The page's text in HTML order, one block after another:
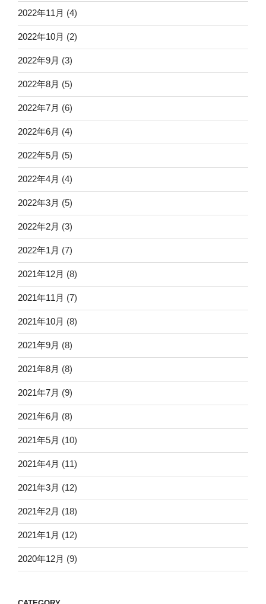
2022年11月 (4)
2022年10月 (2)
2022年9月 (3)
2022年8月 (5)
2022年7月 (6)
2022年6月 (4)
2022年5月 (5)
2022年4月 (4)
2022年3月 (5)
2022年2月 (3)
2022年1月 (7)
2021年12月 (8)
2021年11月 (7)
2021年10月 (8)
2021年9月 (8)
2021年8月 (8)
2021年7月 (9)
2021年6月 (8)
2021年5月 (10)
2021年4月 (11)
2021年3月 (12)
2021年2月 (18)
2021年1月 (12)
2020年12月 (9)